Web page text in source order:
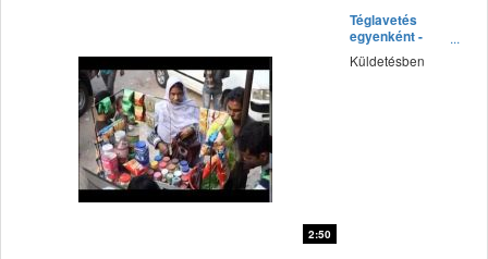
2:50
Téglavetés
egyenként -
Banglades
Küldetésben